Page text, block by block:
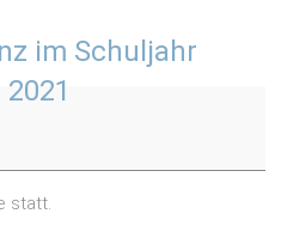
im Schuljahr
statt.